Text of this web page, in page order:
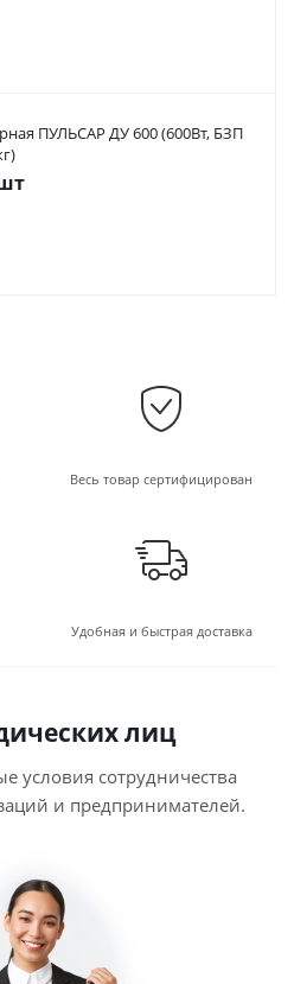
ПУЛЬСАР ДУ 600 (600Вт, БЗП
Весь товар сертифицирован
Удобная и быстрая доставка
лиц
условия сотрудничества
и предпринимателей.